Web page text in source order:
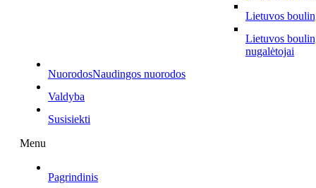
Lietuvos
Lietuvos
nugalėtojai
NuorodosNaudingos nuorodos
Valdyba
Susisiekti
Menu
Pagrindinis